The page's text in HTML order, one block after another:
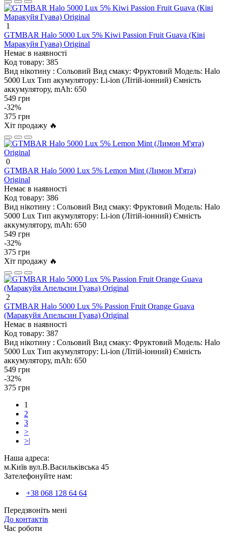
1
GTMBAR Halo 5000 Lux 5% Kiwi Passion Fruit Guava (Ківі
Маракуйя Гуава) Original
Немає в наявності
Код товару: 385
Вид нікотину : Сольовий Вид смаку: Фруктовий Модель: Halo
5000 Lux Тип акумулятору: Li-ion (Літій-іонний) Ємність
аккумулятору, mAh: 650
549 грн
-32%
375 грн
Хіт продажу 🔥
0
GTMBAR Halo 5000 Lux 5% Lemon Mint (Лимон М'ята)
Original
Немає в наявності
Код товару: 386
Вид нікотину : Сольовий Вид смаку: Фруктовий Модель: Halo
5000 Lux Тип акумулятору: Li-ion (Літій-іонний) Ємність
аккумулятору, mAh: 650
549 грн
-32%
375 грн
Хіт продажу 🔥
2
GTMBAR Halo 5000 Lux 5% Passion Fruit Orange Guava
(Маракуйя Апельсин Гуава) Original
Немає в наявності
Код товару: 387
Вид нікотину : Сольовий Вид смаку: Фруктовий Модель: Halo
5000 Lux Тип акумулятору: Li-ion (Літій-іонний) Ємність
аккумулятору, mAh: 650
549 грн
-32%
375 грн
1
2
3
>
>|
Наша адреса:
м.Київ вул.В.Васильківська 45
Зателефонуйте нам:
+38 068 128 64 64
Передзвоніть мені
До контактів
Час роботи